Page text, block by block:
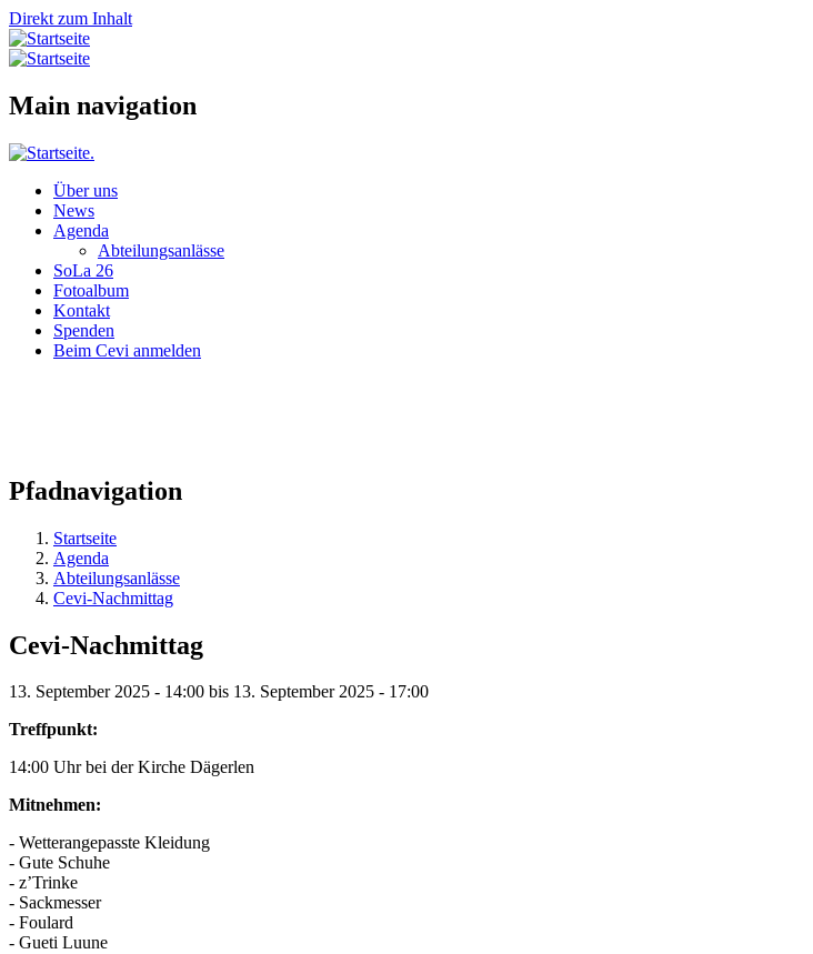
Direkt zum Inhalt
Main navigation
Über uns
News
Agenda
Abteilungsanlässe
SoLa 26
Fotoalbum
Kontakt
Spenden
Beim Cevi anmelden
Pfadnavigation
Startseite
Agenda
Abteilungsanlässe
Cevi-Nachmittag
Cevi-Nachmittag
13. September 2025 - 14:00 bis 13. September 2025 - 17:00
Treffpunkt:
14:00 Uhr bei der Kirche Dägerlen
Mitnehmen:
- Wetterangepasste Kleidung
- Gute Schuhe
- z’Trinke
- Sackmesser
- Foulard
- Gueti Luune